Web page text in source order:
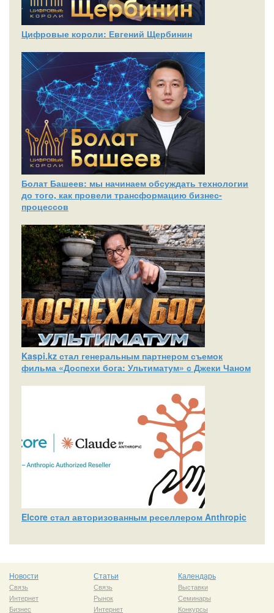
Цифровые короли: Евгений Щербинин
Болат Башеев: мы начинаем обсуждать технологии
до того, как провели трансформацию бизнес-
процессов
Kaspi.kz стал генеральным партнером съемок
фильма «Доспехи бога: Ультиматум» с Джеки Чаном
Elcore стал авторизованным реселлером Anthropic
Новости
Связь
Интернет
Бизнес
Статьи
Связь
Рынок
Интернет
Календарь
Выставки
Семинары
Конкурсы